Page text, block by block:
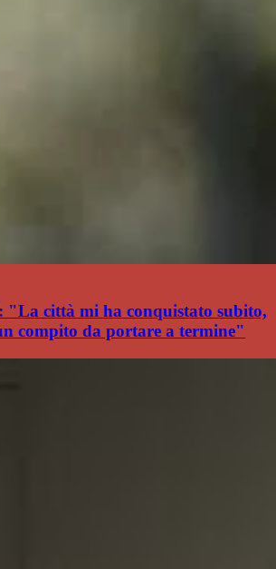
"La città mi ha conquistato subito,
compito da portare a termine"